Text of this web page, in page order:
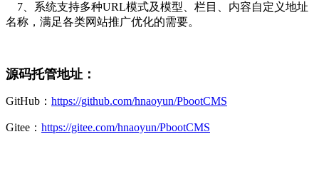
7、系统支持多种URL模式及模型、栏目、内容自定义地址
名称，满足各类网站推广优化的需要。
源码托管地址：
GitHub： https://github.com/hnaoyun/PbootCMS
Gitee： https://gitee.com/hnaoyun/PbootCMS